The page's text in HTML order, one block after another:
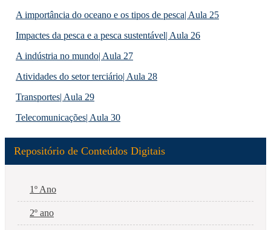
A importância do oceano e os tipos de pesca| Aula 25
Impactes da pesca e a pesca sustentável| Aula 26
A indústria no mundo| Aula 27
Atividades do setor terciário| Aula 28
Transportes| Aula 29
Telecomunicações| Aula 30
Repositório de Conteúdos Digitais
1º Ano
2º ano